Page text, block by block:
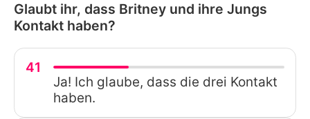
Glaubt ihr, dass Britney und ihre Jungs
Kontakt haben?
41
Ja! Ich glaube, dass die drei Kontakt
haben.